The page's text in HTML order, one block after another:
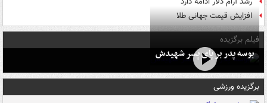
افزایش قیمت جهانی طلا
فیلم برگزیده
بوسه‌ پدر بر پای پسر شهیدش
برگزیده ورزشی